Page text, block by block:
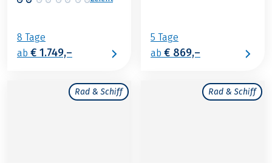
8 Tage
ab € 1.749,–
5 Tage
ab € 869,–
Rad & Schiff Rad & Schiff